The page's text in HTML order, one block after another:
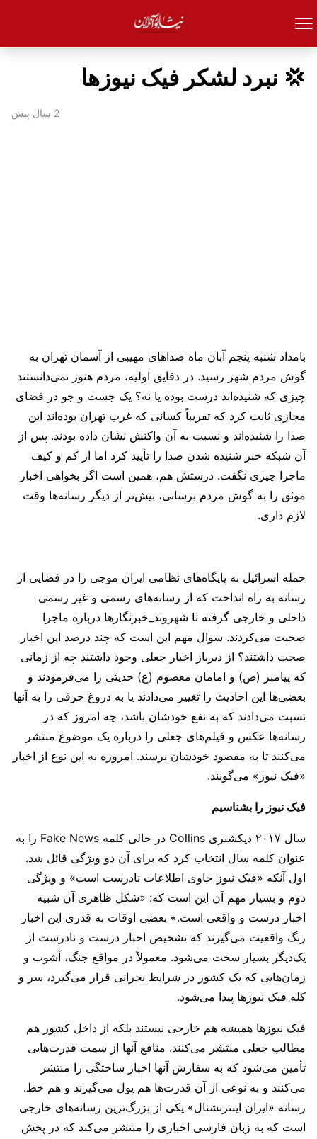
💢 نبرد لشکر فیک نیوزها
2 سال پیش
بامداد شنبه پنجم آبان ماه صداهای مهیبی از آسمان تهران به
گوش مردم شهر رسید. در دقایق اولیه، مردم هنوز نمی‌دانستند
چیزی که شنیده‌اند درست بوده یا نه؟ یک جست و جو در فضای
مجازی ثابت کرد که تقریباً کسانی که غرب تهران بوده‌اند این
صدا را شنیده‌اند و نسبت به آن واکنش نشان داده بودند. پس از
آن شبکه خبر شنیده شدن صدا را تأیید کرد اما از کم و کیف
ماجرا چیزی نگفت. درستش هم، همین است اگر بخواهی اخبار
موثق را به گوش مردم برسانی، بیش‌تر از دیگر رسانه‌ها وقت
لازم داری.
حمله اسرائیل به پایگاه‌های نظامی ایران موجی را در فضایی از
رسانه به راه انداخت که از رسانه‌های رسمی و غیر رسمی
داخلی و خارجی گرفته تا شهروند_خبرنگارها درباره ماجرا
صحبت می‌کردند. سوال مهم این است که چند درصد این اخبار
صحت داشتند؟ از دیرباز اخبار جعلی وجود داشتند چه از زمانی
که پیامبر (ص) و امامان معصوم (ع) حدیثی را می‌فرمودند و
بعضی‌ها این احادیث را تغییر می‌دادند یا به دروغ حرفی را به آنها
نسبت می‌دادند که به نفع خودشان باشد، چه امروز که در
رسانه‌ها عکس و فیلم‌های جعلی را درباره یک موضوع منتشر
می‌کنند تا به مقصود خودشان برسند. امروزه به این نوع از اخبار
«فیک نیوز» می‌گویند.
فیک نیوز را بشناسیم
سال ۲۰۱۷ دیکشنری Collins در حالی کلمه Fake News را به
عنوان کلمه سال انتخاب کرد که برای آن دو ویژگی قائل شد.
اول آنکه «فیک نیوز حاوی اطلاعات نادرست است» و ویژگی
دوم و بسیار مهم آن این است که: «شکل ظاهری آن شبیه
اخبار درست و واقعی است.» بعضی اوقات به قدری این اخبار
رنگ واقعیت می‌گیرند که تشخیص اخبار درست و نادرست از
یک‌دیگر بسیار سخت می‌شود. معمولاً در مواقع جنگ، آشوب و
زمان‌هایی که یک کشور در شرایط بحرانی قرار می‌گیرد، سر و
کله فیک نیوزها پیدا می‌شود.
فیک نیوزها همیشه هم خارجی نیستند بلکه از داخل کشور هم
مطالب جعلی منتشر می‌کنند. منافع آنها از سمت قدرت‌هایی
تأمین می‌شود که به سفارش آنها اخبار ساختگی را منتشر
می‌کنند و به نوعی از آن قدرت‌ها هم پول می‌گیرند و هم خط.
رسانه «ایران اینترنشنال» یکی از بزرگ‌ترین رسانه‌های خارجی
است که به زبان فارسی اخباری را منتشر می‌کند که در پخش